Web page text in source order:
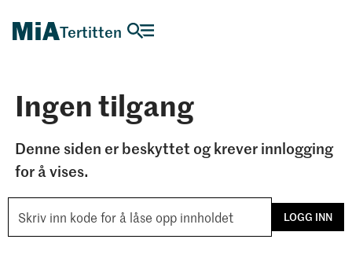
Tertitten
Ingen tilgang
Denne siden er beskyttet og krever innlogging
for å vises.
LOGG INN